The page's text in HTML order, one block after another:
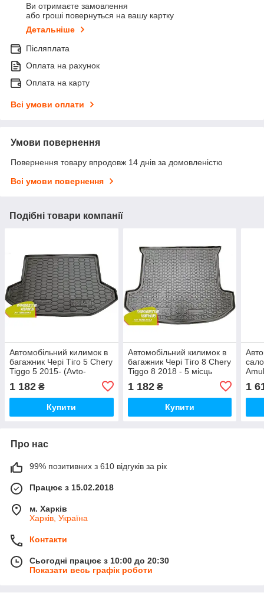
Ви отримаєте замовлення
або гроші повернуться на вашу картку
Детальніше
Післяплата
Оплата на рахунок
Оплата на карту
Всі умови оплати
Умови повернення
Повернення товару впродовж 14 днів за домовленістю
Всі умови повернення
Подібні товари компанії
Автомобільний килимок в
багажник Чері Тіго 5 Chery
Tiggo 5 2015- (Avto-
1 182 ₴
Купити
Автомобільний килимок в
багажник Чері Тіго 8 Chery
Tiggo 8 2018 - 5 місць
1 182₴
Купити
1
Про нас
99% позитивних з 610 відгуків за рік
Працює з 15.02.2018
м. Харків
Харків, Україна
Контакти
Сьогодні працює з 10:00 до 20:30
Показати весь графік роботи